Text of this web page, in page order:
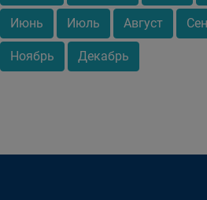
Июнь Июль Август
Ноябрь Декабрь